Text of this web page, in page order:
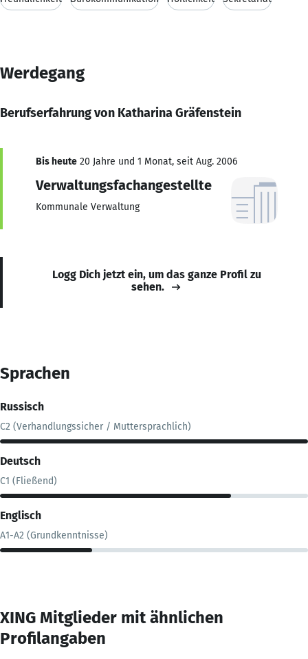
Werdegang
Berufserfahrung von Katharina Gräfenstein
Bis heute 20 Jahre und 1 Monat, seit Aug. 2006
Verwaltungsfachangestellte
Kommunale Verwaltung
Logg Dich jetzt ein, um das ganze Profil zu
sehen.
Sprachen
Russisch
C2 (Verhandlungssicher / Muttersprachlich)
Deutsch
C1 (Fließend)
Englisch
A1-A2 (Grundkenntnisse)
XING Mitglieder mit ähnlichen
Profilangaben